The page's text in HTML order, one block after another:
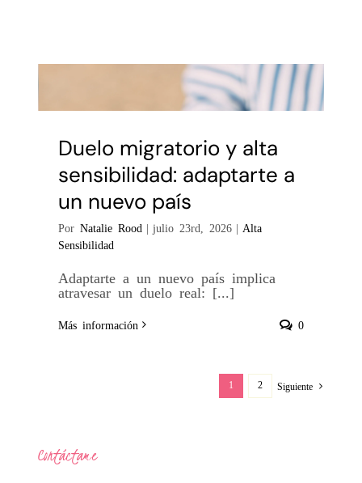
Duelo migratorio y alta
sensibilidad: adaptarte a
un nuevo país
Por Natalie Rood | julio 23rd, 2026 | Alta
Sensibilidad
Adaptarte a un nuevo país implica
atravesar un duelo real: [...]
Más información 0
1 2 Siguiente
Contáctame